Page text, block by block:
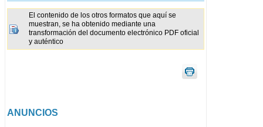
El contenido de los otros formatos que aquí se
muestran, se ha obtenido mediante una
transformación del documento electrónico PDF oficial
y auténtico
ANUNCIOS